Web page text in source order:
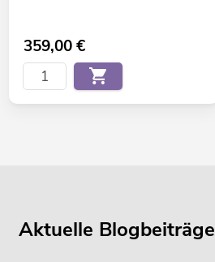
359,00€
Aktuelle Blogbeiträge